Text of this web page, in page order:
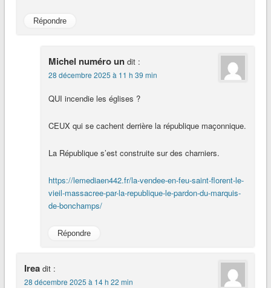
Répondre
Michel numéro un dit :
28 décembre 2025 à 11 h 39 min
QUI incendie les églises ?
CEUX qui se cachent derrière la république maçonnique.
La République s’est construite sur des charniers.
https://lemediaen442.fr/la-vendee-en-feu-saint-florent-le-
vieil-massacree-par-la-republique-le-pardon-du-marquis-
de-bonchamps/
Répondre
Irea dit :
28 décembre 2025 à 14 h 22 min